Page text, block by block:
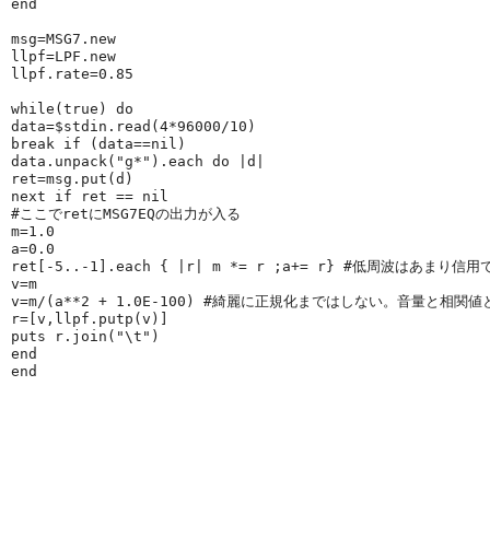
end
msg=MSG7 .new
llpf=LPF .new
llpf.rate=0.85
while ( true ) do
data=$stdin .read( 4*96000 /10 )
break
if (data==nil )
data.unpack( "g* " ).each do d
ret=msg.put(d)
next
if ret == nil
#ここでretにMSG7EQの出力が入る
m=1.0
a=0.0
ret[- 5 ..- 1 ].each { | r | m *= r ;a+= r} #低周波はあまり信用
v=m
v=m/(a**2 + 1.0E-100 ) #綺麗に正規化まではしない。音量と相関値
r=[v,llpf.putp(v)]
puts r.join( "\t" )
end
end